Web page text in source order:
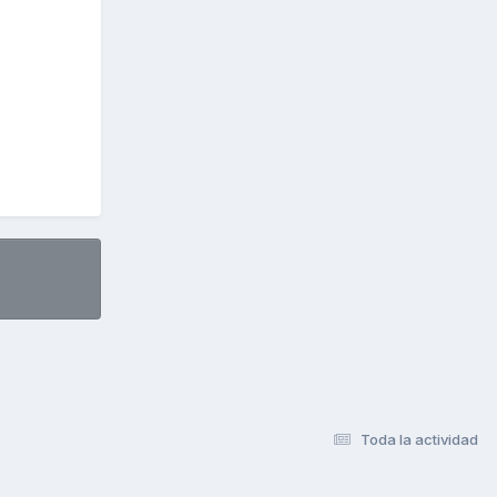
Toda la actividad